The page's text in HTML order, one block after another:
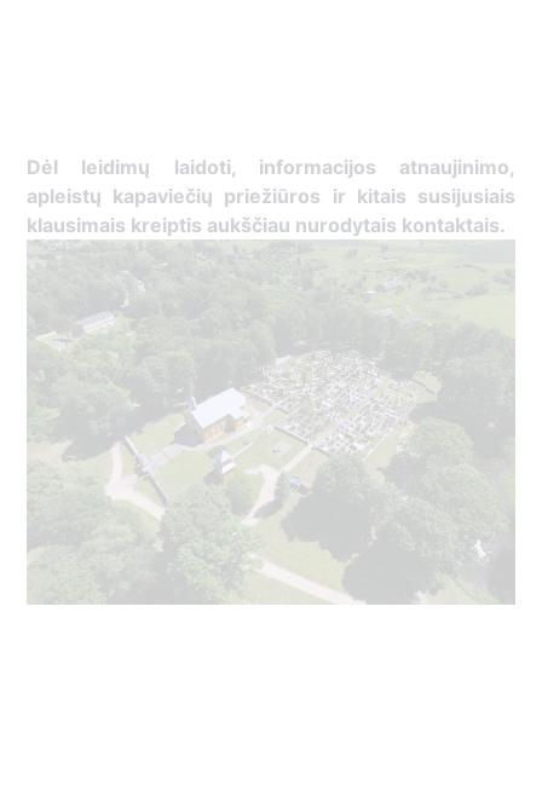
Dėl leidimų laidoti, ​informacijos atnaujinimo,
apleistų kapaviečių priežiūros ir kitais susijusiais
klausimais kreiptis ​aukščiau nurodytais kontaktais.